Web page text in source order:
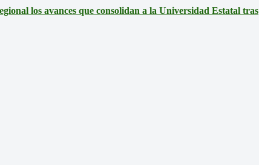
los avances que consolidan a la Universidad Estatal tras